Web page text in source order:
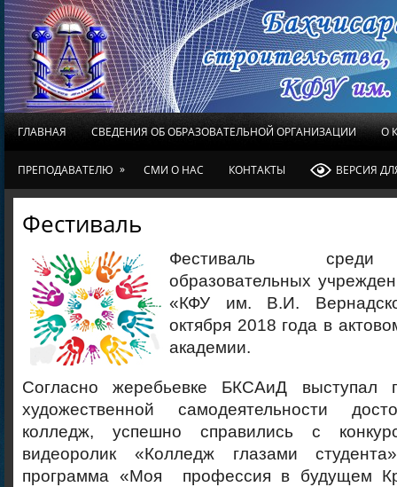
ГЛАВНАЯ СВЕДЕНИЯ ОБ ОБРАЗОВАТЕЛЬНОЙ ОРГАНИЗАЦИИ О
ПРЕПОДАВАТЕЛЮ » СМИ О НАС КОНТАКТЫ ВЕРСИЯ
Фестиваль
Фестиваль среди
образовательных
«КФУ им. В.И.
октября 2018 года в
академии.
Согласно жеребьевке БКСАиД выступал
художественной самодеятельности
колледж, успешно справились с
видеоролик «Колледж глазами
программа «Моя профессия в будущем